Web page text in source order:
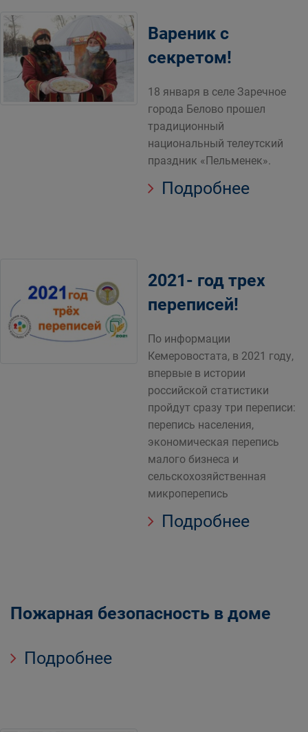
Вареник с
секретом!
18 января в селе Заречное
города Белово прошел
традиционный
национальный телеутский
праздник «Пельменек».
Подробнее
2021- год трех
переписей!
По информации
Кемеровостата, в 2021 году,
впервые в истории
российской статистики
пройдут сразу три переписи:
перепись населения,
экономическая перепись
малого бизнеса и
сельскохозяйственная
микроперепись
Подробнее
Пожарная безопасность в доме
Подробнее